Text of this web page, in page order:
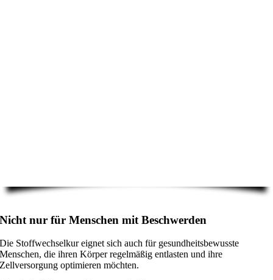
Nicht nur für Menschen mit Beschwerden
Die Stoffwechselkur eignet sich auch für gesundheitsbewusste
Menschen, die ihren Körper regelmäßig entlasten und ihre
Zellversorgung optimieren möchten.